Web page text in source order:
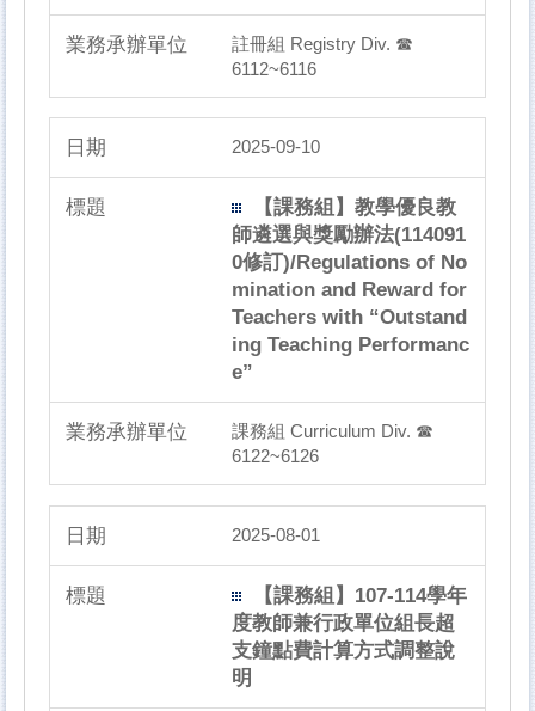
註冊組 Registry Div. ☎
6112~6116
2025-09-10
【課務組】教學優良教
師遴選與獎勵辦法(114091
0修訂)/Regulations of No
mination and Reward for
Teachers with “Outstand
ing Teaching Performanc
e”
課務組 Curriculum Div. ☎
6122~6126
2025-08-01
【課務組】107-114學年
度教師兼行政單位組長超
支鐘點費計算方式調整說
明